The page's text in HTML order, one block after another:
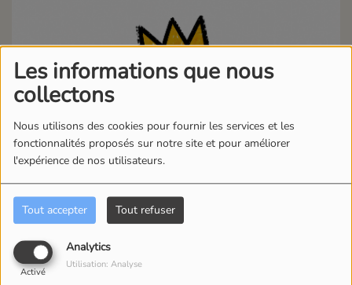
Les informations que nous
collectons
Nous utilisons des cookies pour fournir les services et les
fonctionnalités proposés sur notre site et pour améliorer
l'expérience de nos utilisateurs.
Tout accepter Tout refuser
Analytics
Activé
Utilisation: Analyse